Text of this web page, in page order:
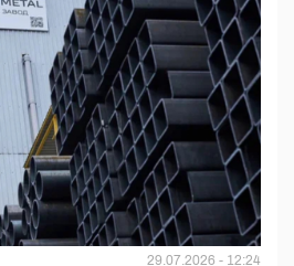
29.07.2026 - 12:24